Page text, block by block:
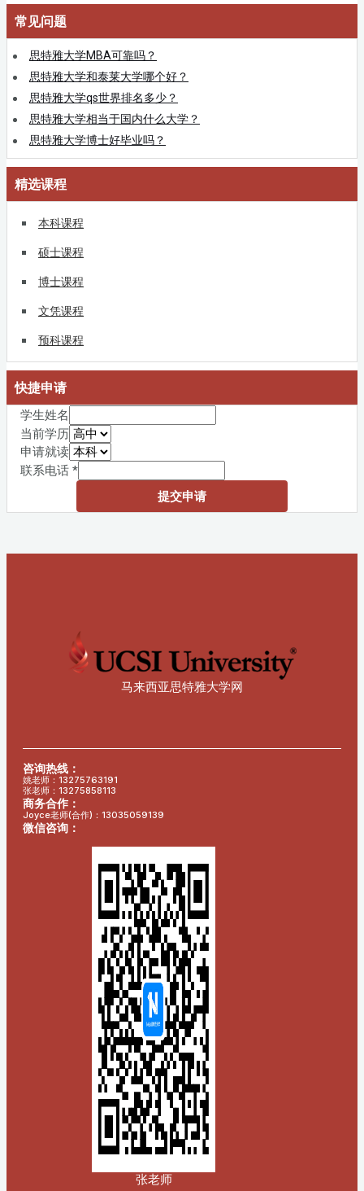
常见问题
思特雅大学MBA可靠吗？
思特雅大学和泰莱大学哪个好？
思特雅大学qs世界排名多少？
思特雅大学相当于国内什么大学？
思特雅大学博士好毕业吗？
精选课程
本科课程
硕士课程
博士课程
文凭课程
预科课程
快捷申请
学生姓名
当前学历
申请就读
联系电话 *
提交申请
马来西亚思特雅大学网
咨询热线：
姚老师：13275763191
张老师：13275858113
商务合作：
Joyce老师(合作)：13035059139
微信咨询：
张老师